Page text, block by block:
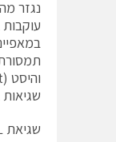
נגזר
שגיאות INL.